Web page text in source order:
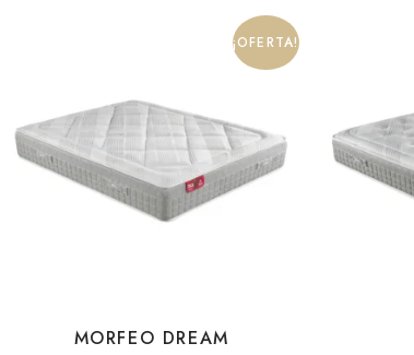
¡OFERTA!
MORFEO DREAM